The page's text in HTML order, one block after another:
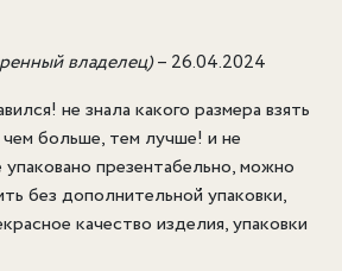
владелец)– 26.04.2024
не знала какого размера взять
чем больше, тем лучше! и не
упаковано презентабельно, можно
без дополнительной упаковки,
качество изделия, упаковки